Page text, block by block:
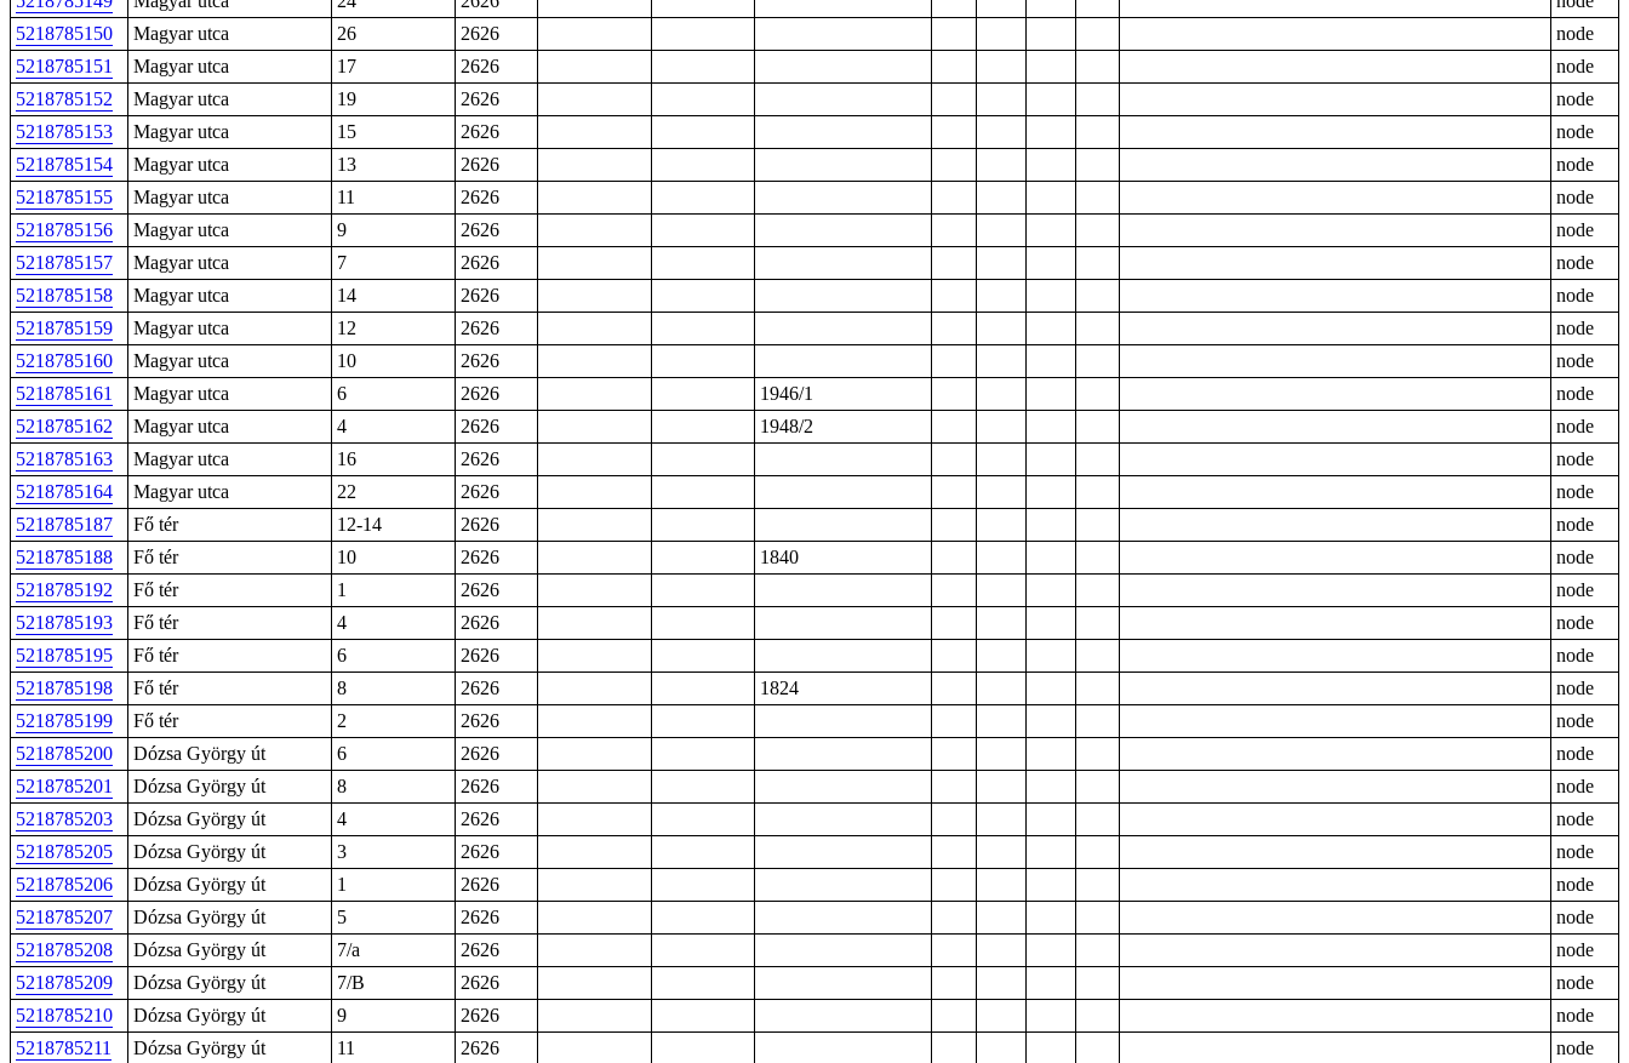
5218785150
Magyar utca 26 2626
node
5218785151
Magyar utca 17 2626
node
5218785152
Magyar utca 19 2626
node
5218785153
Magyar utca 15 2626
node
5218785154
Magyar utca 13 2626
node
5218785155
Magyar utca 11 2626
node
5218785156
Magyar utca 9 2626
node
5218785157
Magyar utca 7 2626
node
5218785158
Magyar utca 14 2626
node
5218785159
Magyar utca 12 2626
node
5218785160
Magyar utca 10 2626
node
5218785161
Magyar utca 6 2626 1946/1
node
5218785162
Magyar utca 4 2626 1948/2
node
5218785163
Magyar utca 16 2626
node
5218785164
Magyar utca 22 2626
node
5218785187
Fő tér 12-14 2626
node
5218785188
Fő tér 10 2626 1840
node
5218785192
Fő tér 1 2626
node
5218785193
Fő tér 4 2626
node
5218785195
Fő tér 6 2626
node
5218785198
Fő tér 8 2626 1824
node
5218785199
Fő tér 2 2626
node
5218785200
Dózsa György út 6 2626
node
5218785201
Dózsa György út 8 2626
node
5218785203
Dózsa György út 4 2626
node
5218785205
Dózsa György út 3 2626
node
5218785206
Dózsa György út 1 2626
node
5218785207
Dózsa György út 5 2626
node
5218785208
Dózsa György út 7/a 2626
node
5218785209
Dózsa György út 7/B 2626
node
5218785210
Dózsa György út 9 2626
node
5218785211
Dózsa György út 11 2626
node